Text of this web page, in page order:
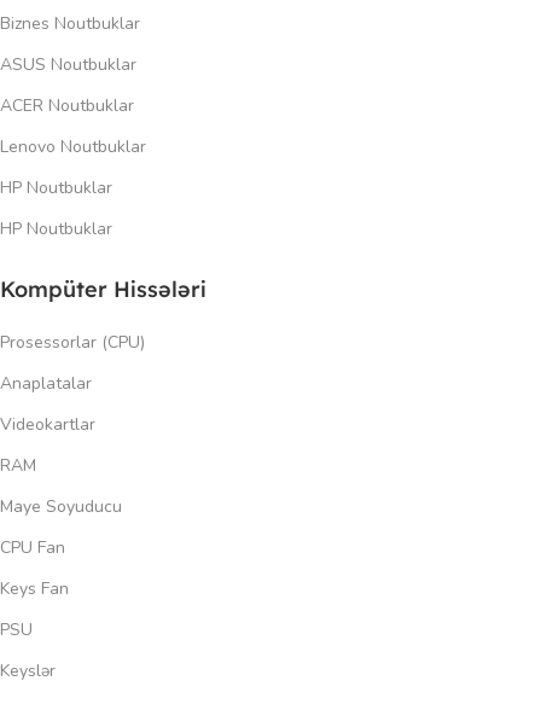
Biznes Noutbuklar
ASUS Noutbuklar
ACER Noutbuklar
Lenovo Noutbuklar
HP Noutbuklar
HP Noutbuklar
Kompüter Hissələri
Prosessorlar (CPU)
Anaplatalar
Videokartlar
RAM
Maye Soyuducu
CPU Fan
Keys Fan
PSU
Keyslər